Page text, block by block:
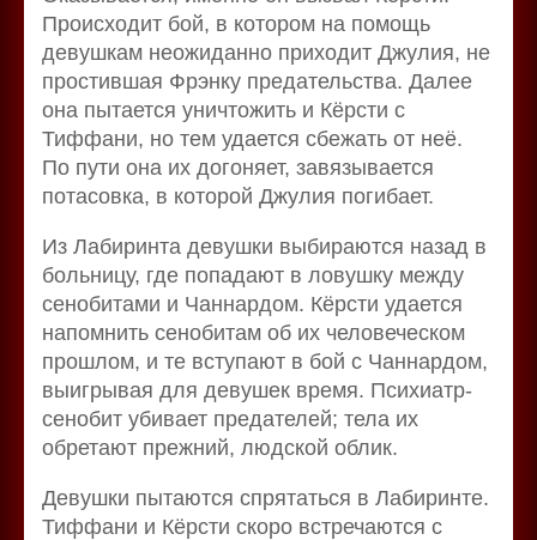
Происходит бой, в котором на помощь
девушкам неожиданно приходит Джулия, не
простившая Фрэнку предательства. Далее
она пытается уничтожить и Кёрсти с
Тиффани, но тем удается сбежать от неё.
По пути она их догоняет, завязывается
потасовка, в которой Джулия погибает.
Из Лабиринта девушки выбираются назад в
больницу, где попадают в ловушку между
сенобитами и Чаннардом. Кёрсти удается
напомнить сенобитам об их человеческом
прошлом, и те вступают в бой с Чаннардом,
выигрывая для девушек время. Психиатр-
сенобит убивает предателей; тела их
обретают прежний, людской облик.
Девушки пытаются спрятаться в Лабиринте.
Тиффани и Кёрсти скоро встречаются с